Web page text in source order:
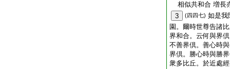
相似共和合 増長
3
(四四七) 如是我
園。爾時世尊告諸
界和合。云何與界
不善界倶。善心時
界倶。勝心時與勝
衆多比丘。於近處